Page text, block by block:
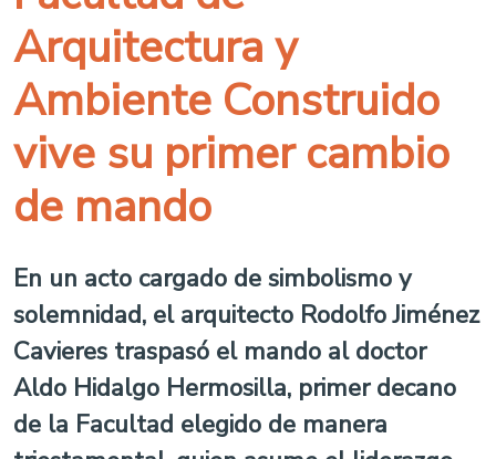
Arquitectura y
Ambiente Construido
vive su primer cambio
de mando
En un acto cargado de simbolismo y
solemnidad, el arquitecto Rodolfo Jiménez
Cavieres traspasó el mando al doctor
Aldo Hidalgo Hermosilla, primer decano
de la Facultad elegido de manera